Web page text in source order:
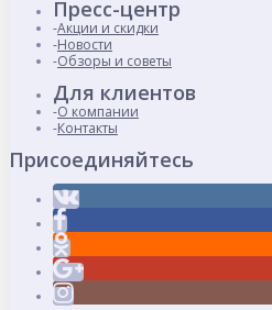
Пресс-центр
Акции и скидки
Новости
Обзоры и советы
Для клиентов
О компании
Контакты
Присоединяйтесь